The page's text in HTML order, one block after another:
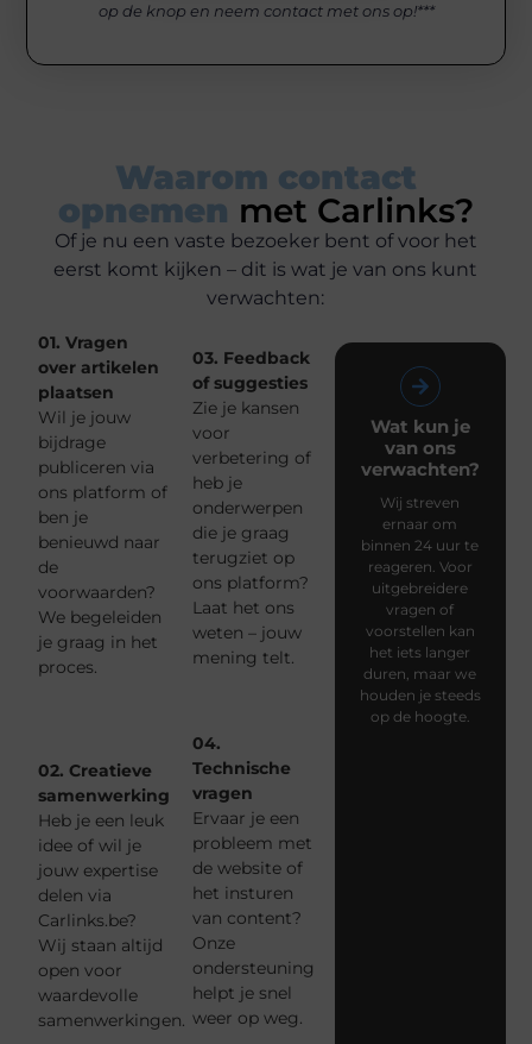
op de knop en neem contact met ons op!***
Waarom contact
opnemen met Carlinks?
Of je nu een vaste bezoeker bent of voor het
eerst komt kijken – dit is wat je van ons kunt
verwachten:
Wat kun je
van ons
verwachten?
Wij streven
ernaar om
binnen 24 uur te
reageren. Voor
uitgebreidere
vragen of
voorstellen kan
het iets langer
duren, maar we
houden je steeds
op de hoogte.
01. Vragen
over artikelen
plaatsen
Wil je jouw
bijdrage
publiceren via
ons platform of
ben je
benieuwd naar
de
voorwaarden?
We begeleiden
je graag in het
proces.
02. Creatieve
samenwerking
Heb je een leuk
idee of wil je
jouw expertise
delen via
Carlinks.be?
Wij staan altijd
open voor
waardevolle
samenwerkingen.
03. Feedback
of suggesties
Zie je kansen
voor
verbetering of
heb je
onderwerpen
die je graag
terugziet op
ons platform?
Laat het ons
weten – jouw
mening telt.
04.
Technische
vragen
Ervaar je een
probleem met
de website of
het insturen
van content?
Onze
ondersteuning
helpt je snel
weer op weg.